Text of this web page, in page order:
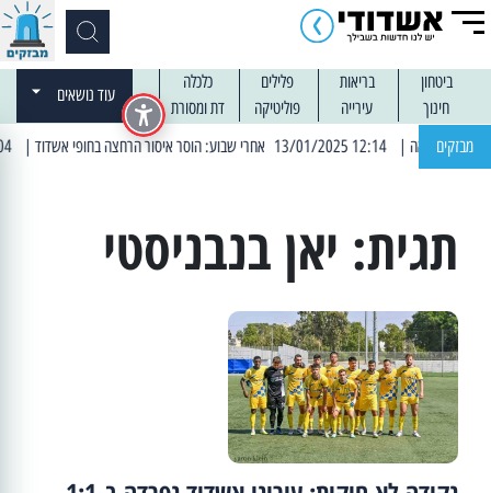
ביטחון בריאות פלילים
כלכלה
חינוך
עירייה פוליטיקה דת ומסורת
עוד נושאים
מבזקים | 12:14 13/01/2025 אחרי שבוע: הוסר איסור הרחצה בחופי אשדוד | 13:04 14/01/2025 עובדים בלילות: עבודות קרצוף וריבוד אספלט
תגית: יאן בנבניסטי